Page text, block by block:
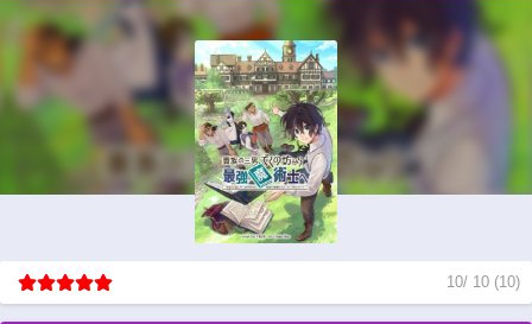
10/ 10 (10)